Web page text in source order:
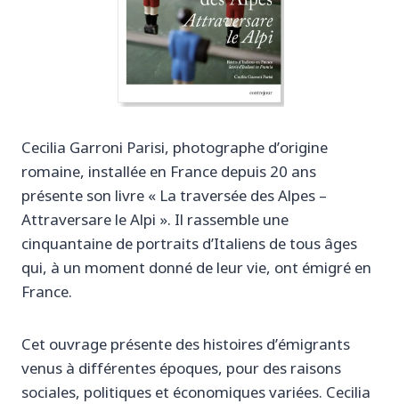
Cecilia Garroni Parisi, photographe d’origine
romaine, installée en France depuis 20 ans
présente son livre « La traversée des Alpes –
Attraversare le Alpi ». Il rassemble une
cinquantaine de portraits d’Italiens de tous âges
qui, à un moment donné de leur vie, ont émigré en
France.
Cet ouvrage présente des histoires d’émigrants
venus à différentes époques, pour des raisons
sociales, politiques et économiques variées. Cecilia